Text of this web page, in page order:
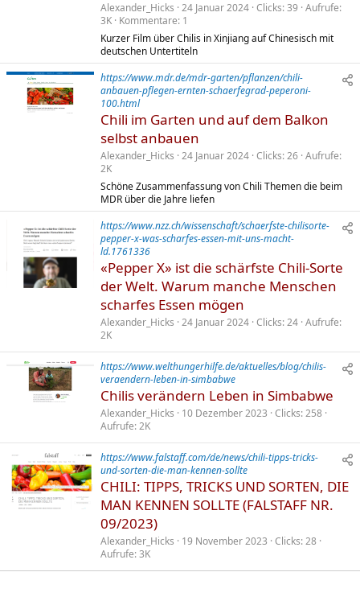
Alexander_Hicks 24 Januar 2024 Clicks 39 Aufrufe
3K Kommentare 1
Kurzer Film über Chilis in Xinjiang auf Chinesisch mit
deutschen Untertiteln
https://www.mdr.de/mdr-garten/pflanzen/chili-
anbauen-pflegen-ernten-schaerfegrad-peperoni-
100.html
Chili im Garten und auf dem Balkon
selbst anbauen
Alexander_Hicks 24 Januar 2024 Clicks 26 Aufrufe
2K
Schöne Zusammenfassung von Chili Themen die beim
MDR über die Jahre liefen
https://www.nzz.ch/wissenschaft/schaerfste-chilisorte-
pepper-x-was-scharfes-essen-mit-uns-macht-
ld.1761336
«Pepper X» ist die schärfste Chili-Sorte
der Welt. Warum manche Menschen
scharfes Essen mögen
Alexander_Hicks 24 Januar 2024 Clicks 24 Aufrufe
2K
https://www.welthungerhilfe.de/aktuelles/blog/chilis-
veraendern-leben-in-simbabwe
Chilis verändern Leben in Simbabwe
Alexander_Hicks 10 Dezember 2023 Clicks 258
Aufrufe 2K
https://www.falstaff.com/de/news/chili-tipps-tricks-
und-sorten-die-man-kennen-sollte
CHILI: TIPPS, TRICKS UND SORTEN, DIE
MAN KENNEN SOLLTE (FALSTAFF NR.
09/2023)
Alexander_Hicks 19 November 2023 Clicks 28
Aufrufe 3K